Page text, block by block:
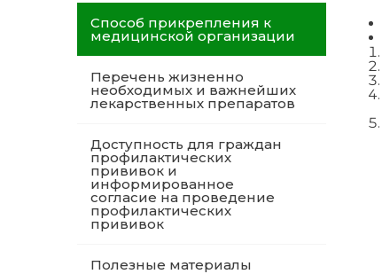
Способ прикрепления к
медицинской организации
Перечень жизненно
необходимых и важнейших
лекарственных препаратов
Доступность для граждан
профилактических
прививок и
информированное
согласие на проведение
профилактических
прививок
Полезные материалы